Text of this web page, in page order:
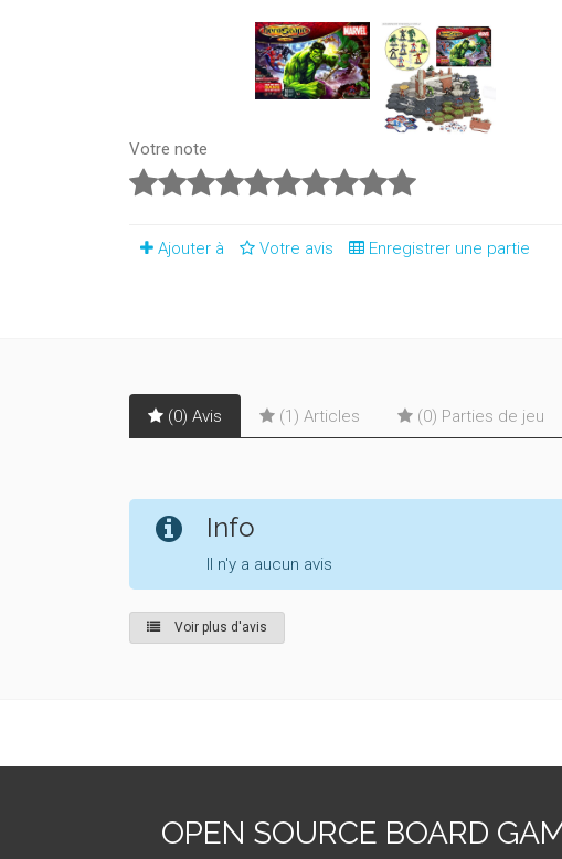
Votre note
Ajouter à Votre avis Enregistrer une partie
(0) Avis (1) Articles (0) Parties de jeu
Info
Il n'y a aucun avis
Voir plus d'avis
OPEN SOURCE BOARD